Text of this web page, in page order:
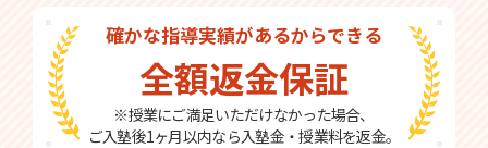
確かな指導実績があるからできる
全額返金保証
※授業にご満足いただけなかった場合、
ご入塾後1ヶ月以内なら入塾金・授業料を返金。